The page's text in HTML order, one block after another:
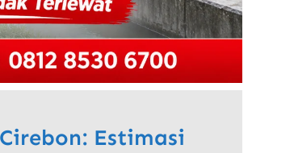
Estimasi